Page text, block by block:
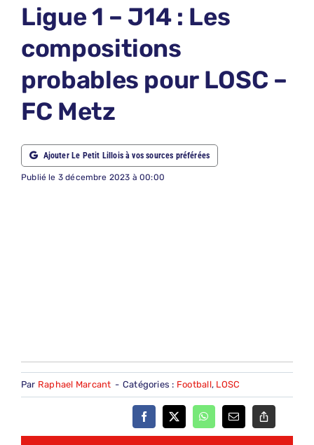
NOUS
Ligue 1 – J14 : Les
compositions
probables pour LOSC –
FC Metz
Ajouter Le Petit Lillois à vos sources préférées
Publié le 3 décembre 2023 à 00:00
Par Raphael Marcant - Catégories : Football, LOSC